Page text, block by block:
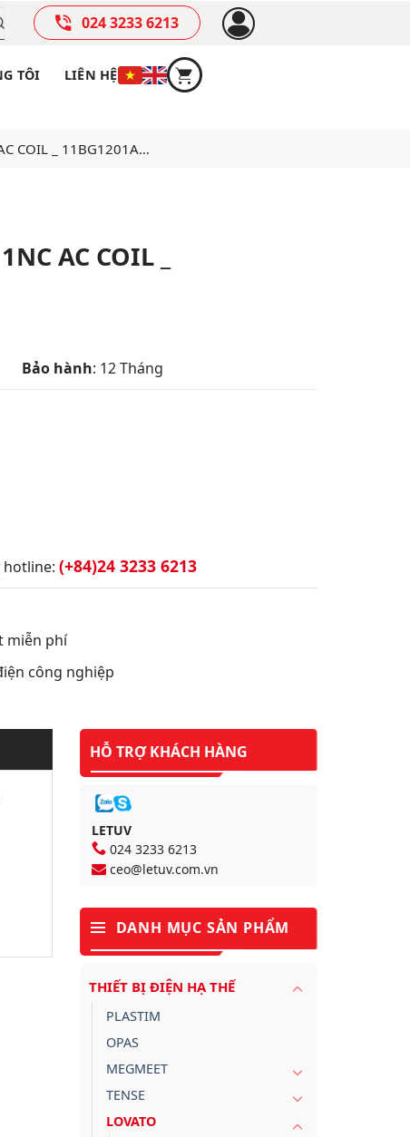
024 3233 6213
TÔI LIÊN HỆ
COIL _ 11BG1201A…
AC COIL _
Bảo hành: 12 Tháng
(+84)24 3233 6213
miễn phí
công nghiệp
HỖ TRỢ KHÁCH HÀNG
LETUV
024 3233 6213
ceo@letuv.com.vn
DANH MỤC SẢN PHẨM
THIẾT BỊ ĐIỆN HẠ THẾ
PLASTIM
OPAS
MEGMEET
TENSE
LOVATO